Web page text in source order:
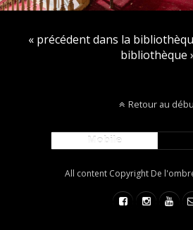
« précédent dans la
bibliothèque
Retour au
Mobile
All content Copyright De